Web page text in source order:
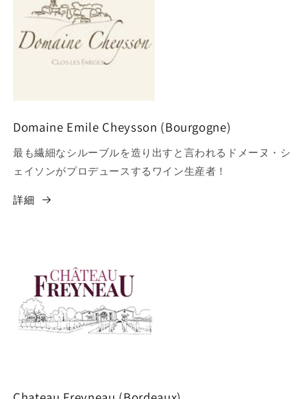
Domaine Emile Cheysson (Bourgogne)
最も繊細なシルーブルを造り出すと言われるドメーヌ・シ
ェイソンがプロデュースするワイン生産者！
詳細